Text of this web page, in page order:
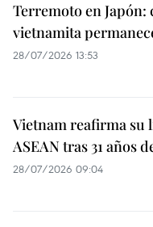
Terremoto en
vietnamita
28/07/2026 13:53
Vietnam reafirma su
ASEAN tras 31 años
28/07/2026 09:04